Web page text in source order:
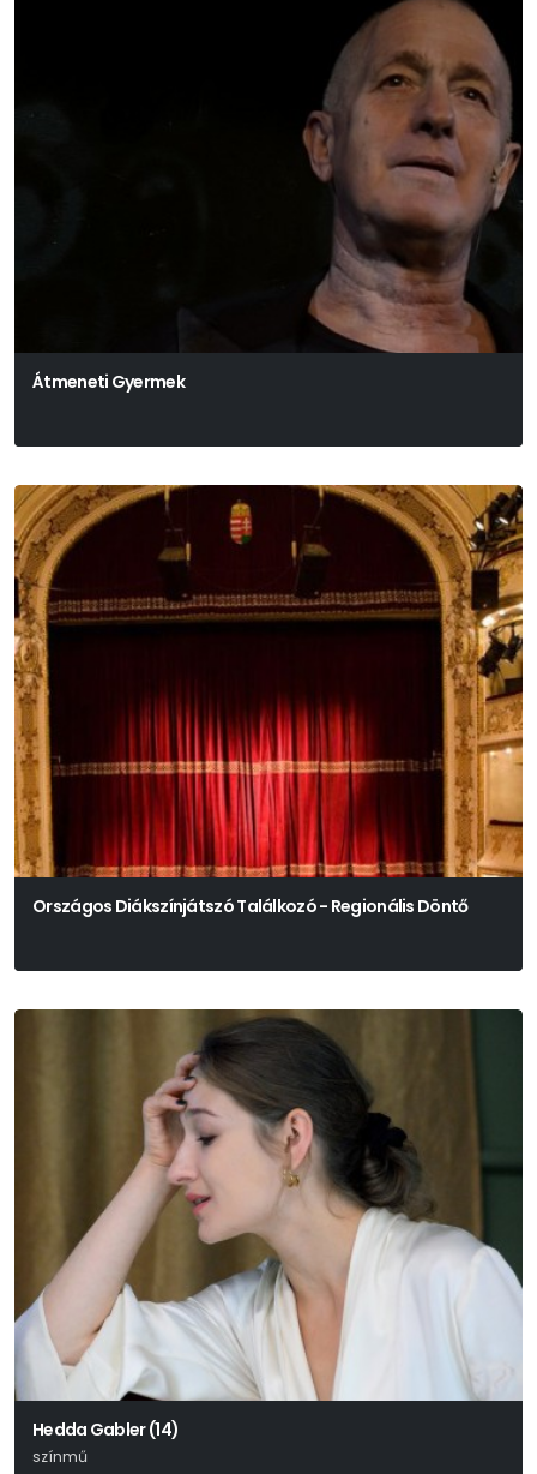
Átmeneti Gyermek
Országos Diákszínjátszó Találkozó - Regionális Döntő
Hedda Gabler (14)
színmű